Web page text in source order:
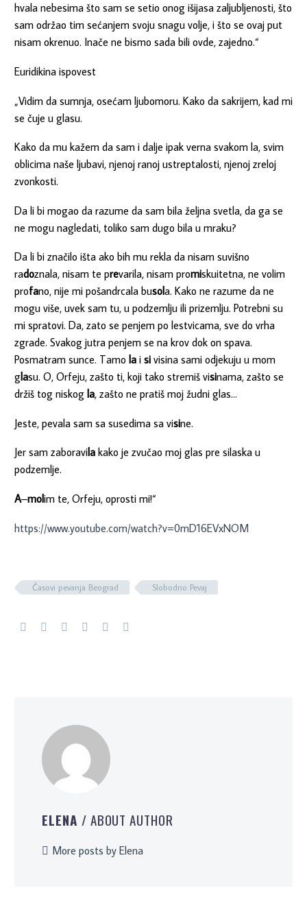
hvala nebesima što sam se setio onog išijasa zaljubljenosti, što
sam održao tim sećanjem svoju snagu volje, i što se ovaj put
nisam okrenuo. Inače ne bismo sada bili ovde, zajedno.“
Euridikina ispovest
„Vidim da sumnja, osećam ljubomoru. Kako da sakrijem, kad mi
se čuje u glasu.
Kako da mu kažem da sam i dalje ipak verna svakom la, svim
oblicima naše ljubavi, njenoj ranoj ustreptalosti, njenoj zreloj
zvonkosti.
Da li bi mogao da razume da sam bila željna svetla, da ga se
ne mogu nagledati, toliko sam dugo bila u mraku?
Da li bi značilo išta ako bih mu rekla da nisam suvišno
radoznala, nisam te prevarila, nisam promiskuitetna, ne volim
profano, nije mi pošandrcala busola. Kako ne razume da ne
mogu više, uvek sam tu, u podzemlju ili prizemlju. Potrebni su
mi spratovi. Da, zato se penjem po lestvicama, sve do vrha
zgrade. Svakog jutra penjem se na krov dok on spava.
Posmatram sunce. Tamo la i si visina sami odjekuju u mom
glasu. O, Orfeju, zašto ti, koji tako stremiš visinama, zašto se
držiš tog niskog la, zašto ne pratiš moj žudni glas…
Jeste, pevala sam sa susedima sa visine.
Jer sam zaboravila kako je zvučao moj glas pre silaska u
podzemlje.
A–molim te, Orfeju, oprosti mi!“
https://www.youtube.com/watch?v=0mD16EVxNOM
Časovi pevanja Beograd Slobodno Pevaj
ELENA / ABOUT AUTHOR
More posts by Elena